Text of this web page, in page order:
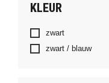
KLEUR
zwart
zwart / blauw